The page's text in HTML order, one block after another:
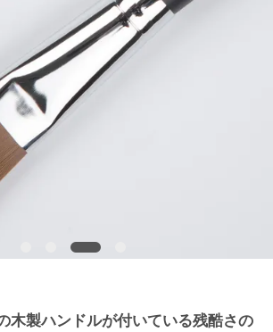
木製ハンドルが付いている残酷さの